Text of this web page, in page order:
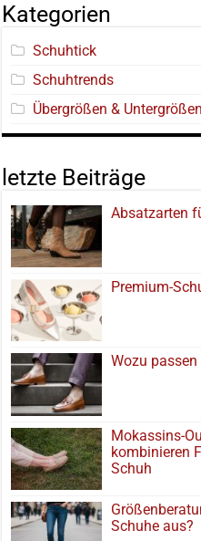
Kategorien
Schuhtick
Schuhtrends
Übergrößen & Untergrößen
letzte Beiträge
Absatzarten
Premium-
Wozu passen
Mokassins-
kombinieren
Schuh
Schuhe aus?